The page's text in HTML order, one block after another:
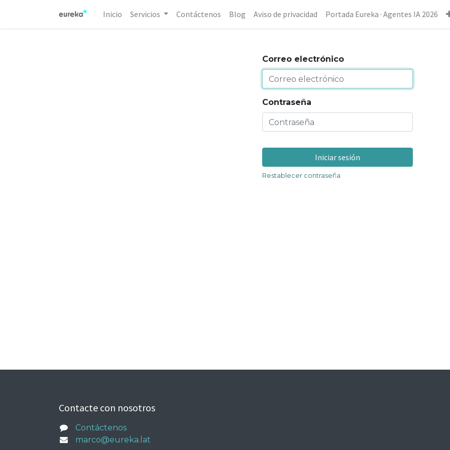
Inicio Servicios Contáctenos Blog Aviso de privacidad Portada Eureka · Agentes IA 2026
Correo electrónico
Contraseña
Iniciar sesión
Restablecer contraseña
Contacte con nosotros
Contáctenos
marco@eureka.lat